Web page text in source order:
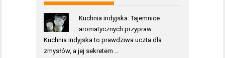
Kuchnia indyjska: Tajemnice
aromatycznych przypraw
Kuchnia indyjska to prawdziwa uczta dla
zmysłów, a jej sekretem …